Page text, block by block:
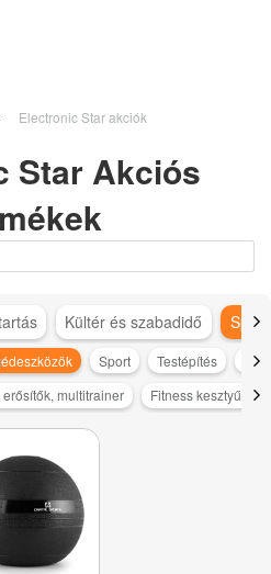
Electronic Star akciók
Star Akciós
Kültér és szabadidő
Sport Testépítés
multitrainer Fitness kesztyűk